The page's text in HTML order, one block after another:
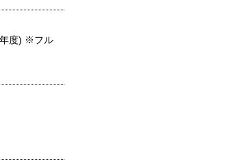
年度) ※フル